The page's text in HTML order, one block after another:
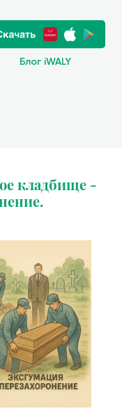
Блог iWALY
кладбище -